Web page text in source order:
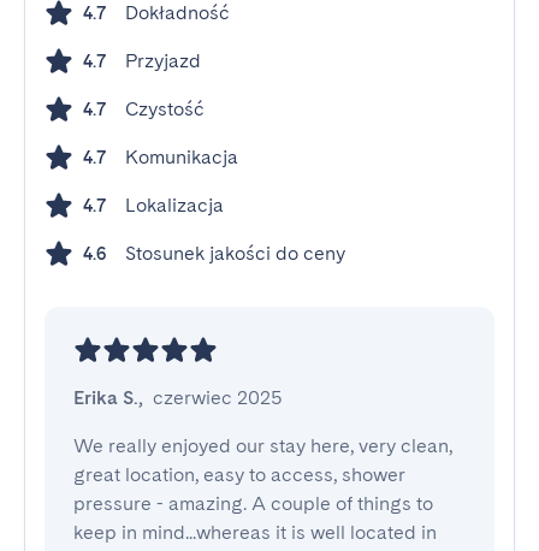
4.7 Dokładność
4.7 Przyjazd
4.7 Czystość
4.7 Komunikacja
4.7 Lokalizacja
4.6 Stosunek jakości do ceny
Erika S., czerwiec 2025
We really enjoyed our stay here, very clean,
great location, easy to access, shower
pressure - amazing. A couple of things to
keep in mind...whereas it is well located in